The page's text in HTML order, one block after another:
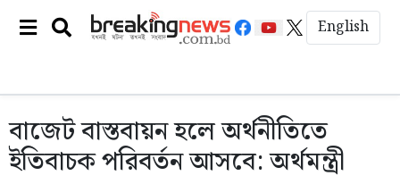
English
বাজেট বাস্তবায়ন হলে অর্থনীতিতে
ইতিবাচক পরিবর্তন আসবে: অর্থমন্ত্রী